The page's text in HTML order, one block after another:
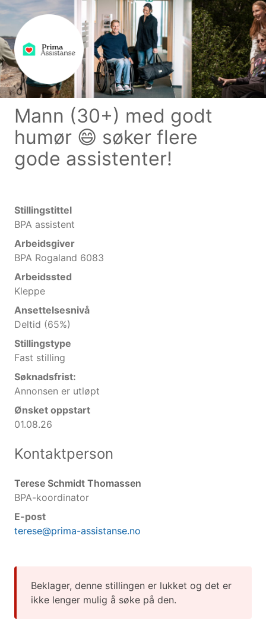
Mann (30+) med godt
humør 😄 søker flere
gode assistenter!
Stillingstittel
BPA assistent
Arbeidsgiver
BPA Rogaland 6083
Arbeidssted
Kleppe
Ansettelsesnivå
Deltid (65%)
Stillingstype
Fast stilling
Søknadsfrist:
Annonsen er utløpt
Ønsket oppstart
01.08.26
Kontaktperson
Terese Schmidt Thomassen
BPA-koordinator
E-post
terese@prima-assistanse.no
Beklager, denne stillingen er lukket og det er
ikke lenger mulig å søke på den.